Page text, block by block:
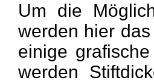
Um die
werden hier
einige
werden